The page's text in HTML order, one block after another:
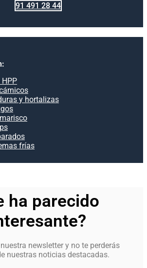
91 491 28 44
y hortalizas
frías
ha parecido
newsletter y no te perderás
nuestras noticias destacadas.